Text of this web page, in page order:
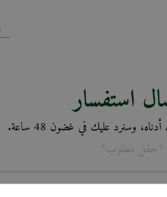
استفسار
وسنرد عليك في غضون 48 ساعة.
*حقل مطلوب*